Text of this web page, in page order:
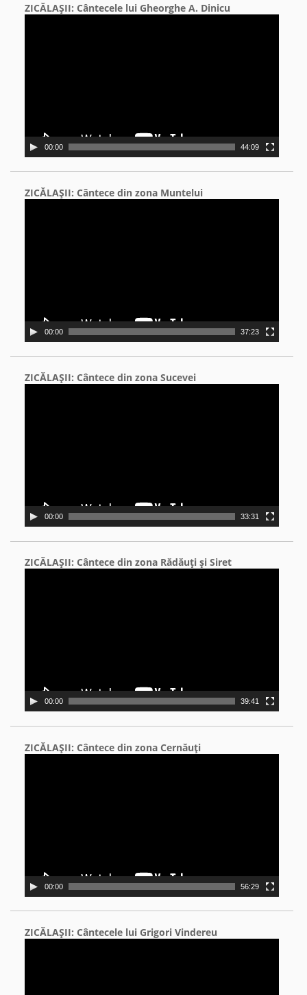
ZICĂLAŞII: Cântecele lui Gheorghe A. Dinicu
00:00 44:09
ZICĂLAŞII: Cântece din zona Muntelui
00:00 37:23
ZICĂLAŞII: Cântece din zona Sucevei
00:00 33:31
ZICĂLAŞII: Cântece din zona Rădăuţi şi Siret
00:00 39:41
ZICĂLAŞII: Cântece din zona Cernăuţi
00:00 56:29
ZICĂLAŞII: Cântecele lui Grigori Vindereu